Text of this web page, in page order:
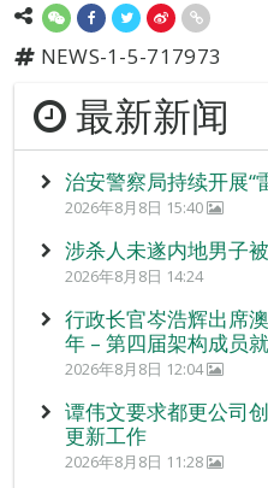
NEWS-1-5-717973
最新新闻
治安警察局持续开展“
2026年8月8日 15:40
涉杀人未遂内地男子
2026年8月8日 14:24
行政长官岑浩辉出席
年 – 第四届架构成员就
2026年8月8日 12:04
谭伟文要求都更公司
更新工作
2026年8月8日 11:28